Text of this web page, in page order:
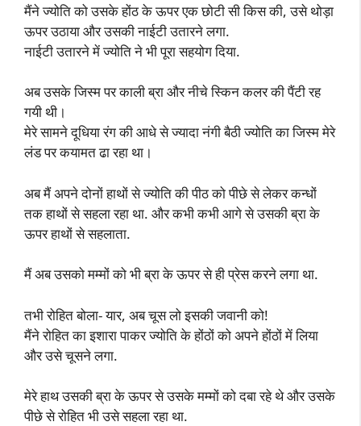
मैंने ज्योति को उसके होंठ के ऊपर एक छोटी सी किस की, उसे थोड़ा
ऊपर उठाया और उसकी नाईटी उतारने लगा.
नाईटी उतारने में ज्योति ने भी पूरा सहयोग दिया.
अब उसके जिस्म पर काली ब्रा और नीचे स्किन कलर की पैंटी रह
गयी थी।
मेरे सामने दूधिया रंग की आधे से ज्यादा नंगी बैठी ज्योति का जिस्म मेरे
लंड पर कयामत ढा रहा था।
अब मैं अपने दोनों हाथों से ज्योति की पीठ को पीछे से लेकर कन्धों
तक हाथों से सहला रहा था. और कभी कभी आगे से उसकी ब्रा के
ऊपर हाथों से सहलाता.
मैं अब उसको मम्मों को भी ब्रा के ऊपर से ही प्रेस करने लगा था.
तभी रोहित बोला- यार, अब चूस लो इसकी जवानी को!
मैंने रोहित का इशारा पाकर ज्योति के होंठों को अपने होंठों में लिया
और उसे चूसने लगा.
मेरे हाथ उसकी ब्रा के ऊपर से उसके मम्मों को दबा रहे थे और उसके
पीछे से रोहित भी उसे सहला रहा था.